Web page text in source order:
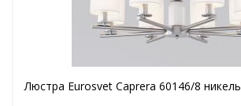
Люстра Eurosvet Caprera 60146/8 никель